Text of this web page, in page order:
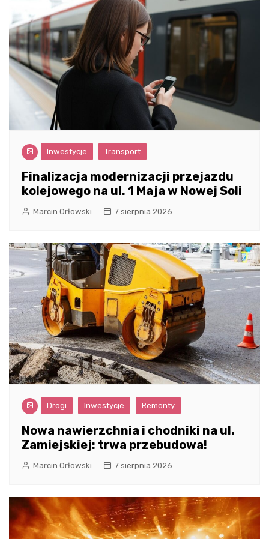
Inwestycje Transport
Finalizacja modernizacji przejazdu
kolejowego na ul. 1 Maja w Nowej Soli
Marcin Orłowski 7 sierpnia 2026
Drogi Inwestycje Remonty
Nowa nawierzchnia i chodniki na ul.
Zamiejskiej: trwa przebudowa!
Marcin Orłowski 7 sierpnia 2026